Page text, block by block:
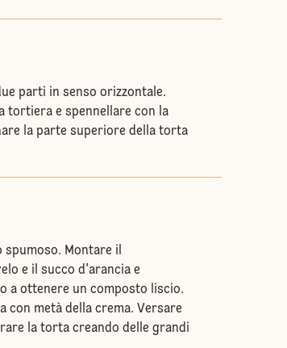
parti in senso orizzontale.
tortiera e spennellare con la
la parte superiore della torta
Montare il
e il succo d'arancia e
a ottenere un composto liscio.
con metà della crema. Versare
la torta creando delle grandi